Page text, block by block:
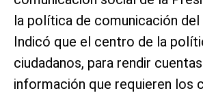
la política de comunicación del
Indicó que el centro de la
ciudadanos, para rendir
información que requieren los